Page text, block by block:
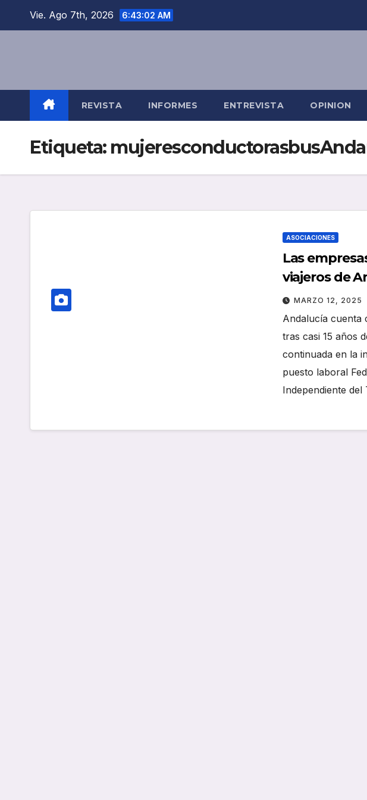
Vie. Ago 7th, 2026 6:43:03 AM
REVISTA INFORMES ENTREVISTA OPINION
Etiqueta:
ASOCIACIONES
Las
viajeros de
el número de
conductoras
MARZO 12, 2025
Andalucía cuenta
tras casi 15 años
continuada en la
puesto laboral
Independiente